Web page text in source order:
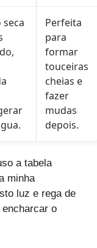
seca
Perfeita
para
formar
touceiras
cheias e
fazer
mudas
depois.
a tabela
minha
luz e rega de
o